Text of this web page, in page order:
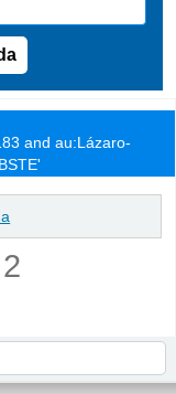
and au:Lázaro-